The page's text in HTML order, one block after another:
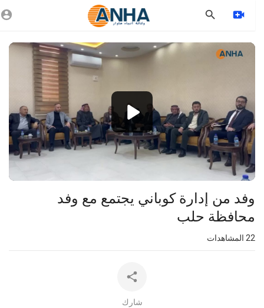
Video
Player
1080p
360p
240p
auto
وفد من إدارة كوباني يجتمع مع وفد
محافظة حلب
المشاهدات
شارك